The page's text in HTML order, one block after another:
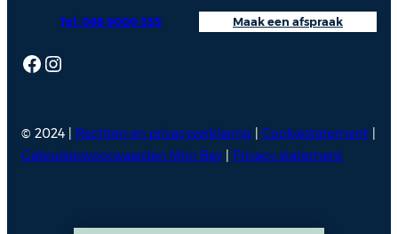
Facebook
Instagram
Maak een afspraak
Tel: 088 9000 535
© 2024 | Rechten en privacyverklaring Cookiestatement
Gebruikersvoorwaarden Mijn Bey
Privacy statement